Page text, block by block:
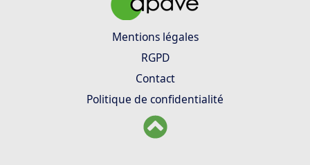
Mentions légales
RGPD
Contact
Politique de confidentialité